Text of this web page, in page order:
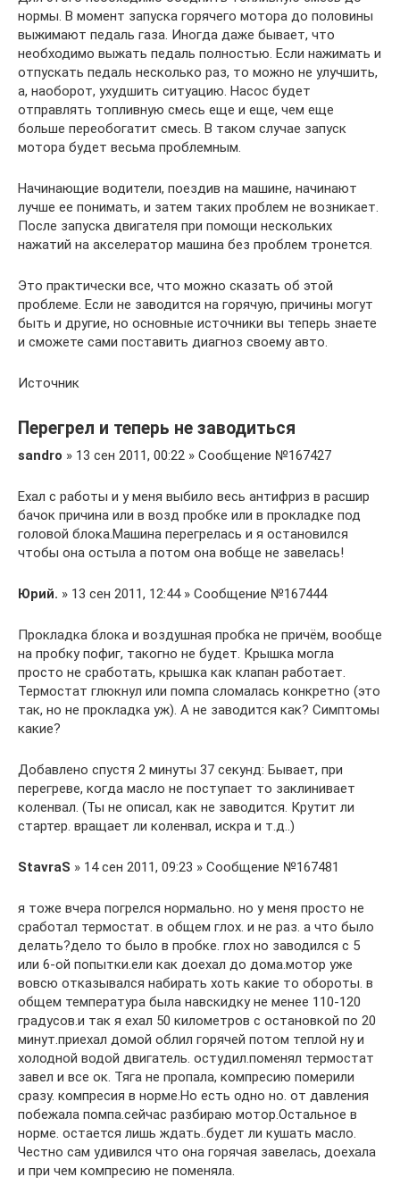
нормы. В момент запуска горячего мотора до половины
выжимают педаль газа. Иногда даже бывает, что
необходимо выжать педаль полностью. Если нажимать и
отпускать педаль несколько раз, то можно не улучшить,
а, наоборот, ухудшить ситуацию. Насос будет
отправлять топливную смесь еще и еще, чем еще
больше переобогатит смесь. В таком случае запуск
мотора будет весьма проблемным.
Начинающие водители, поездив на машине, начинают
лучше ее понимать, и затем таких проблем не возникает.
После запуска двигателя при помощи нескольких
нажатий на акселератор машина без проблем тронется.
Это практически все, что можно сказать об этой
проблеме. Если не заводится на горячую, причины могут
быть и другие, но основные источники вы теперь знаете
и сможете сами поставить диагноз своему авто.
Источник
Перегрел и теперь не заводиться
sandro » 13 сен 2011, 00:22 » Сообщение №167427
Ехал с работы и у меня выбило весь антифриз в расшир
бачок причина или в возд пробке или в прокладке под
головой блока.Машина перегрелась и я остановился
чтобы она остыла а потом она вобще не завелась!
Юрий. » 13 сен 2011, 12:44 » Сообщение №167444
Прокладка блока и воздушная пробка не причём, вообще
на пробку пофиг, такогно не будет. Крышка могла
просто не сработать, крышка как клапан работает.
Термостат глюкнул или помпа сломалась конкретно (это
так, но не прокладка уж). А не заводится как? Симптомы
какие?
Добавлено спустя 2 минуты 37 секунд: Бывает, при
перегреве, когда масло не поступает то заклинивает
коленвал. (Ты не описал, как не заводится. Крутит ли
стартер. вращает ли коленвал, искра и т.д..)
StavraS » 14 сен 2011, 09:23 » Сообщение №167481
я тоже вчера погрелся нормально. но у меня просто не
сработал термостат. в общем глох. и не раз. а что было
делать?дело то было в пробке. глох но заводился с 5
или 6-ой попытки.ели как доехал до дома.мотор уже
вовсю отказывался набирать хоть какие то обороты. в
общем температура была навскидку не менее 110-120
градусов.и так я ехал 50 километров с остановкой по 20
минут.приехал домой облил горячей потом теплой ну и
холодной водой двигатель. остудил.поменял термостат
завел и все ок. Тяга не пропала, компресию померили
сразу. компресия в норме.Но есть одно но. от давления
побежала помпа.сейчас разбираю мотор.Остальное в
норме. остается лишь ждать..будет ли кушать масло.
Честно сам удивился что она горячая завелась, доехала
и при чем компресию не поменяла.